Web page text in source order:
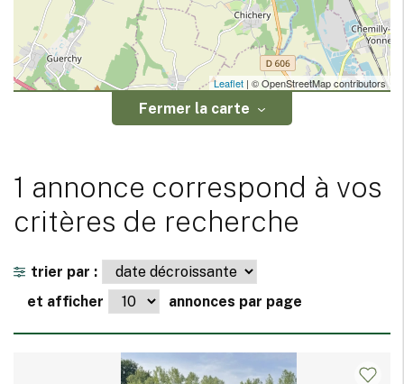
Leaflet | © OpenStreetMap contributors
Fermer la carte
1 annonce correspond à vos
critères de recherche
trier par :
et afficher
annonces par page